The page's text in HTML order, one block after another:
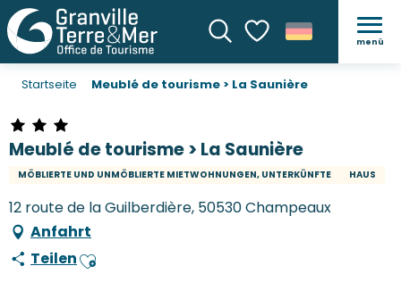
SucheVoir les favoris
menü
Startseite Meublé de tourisme > La Saunière
Meublé de tourisme > La Saunière
MÖBLIERTE UND UNMÖBLIERTE MIETWOHNUNGEN, UNTERKÜNFTE HAUS
12 route de la Guilberdière, 50530 Champeaux
Anfahrt
TeilenAjouter aux favoris